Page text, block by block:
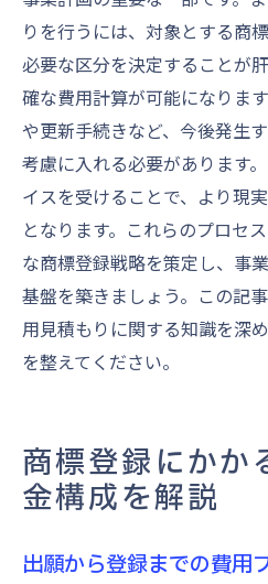
りを行うには、対象とする商
必要な区分を決定することが
確な費用計算が可能になりま
や更新手続きなど、今後発生
考慮に入れる必要があります
イスを受けることで、より現
となります。これらのプロセ
な商標登録戦略を策定し、事
基盤を築きましょう。この記
用見積もりに関する知識を深
を整えてください。
商標登録にかか
金構成を解説
出願から登録までの費用